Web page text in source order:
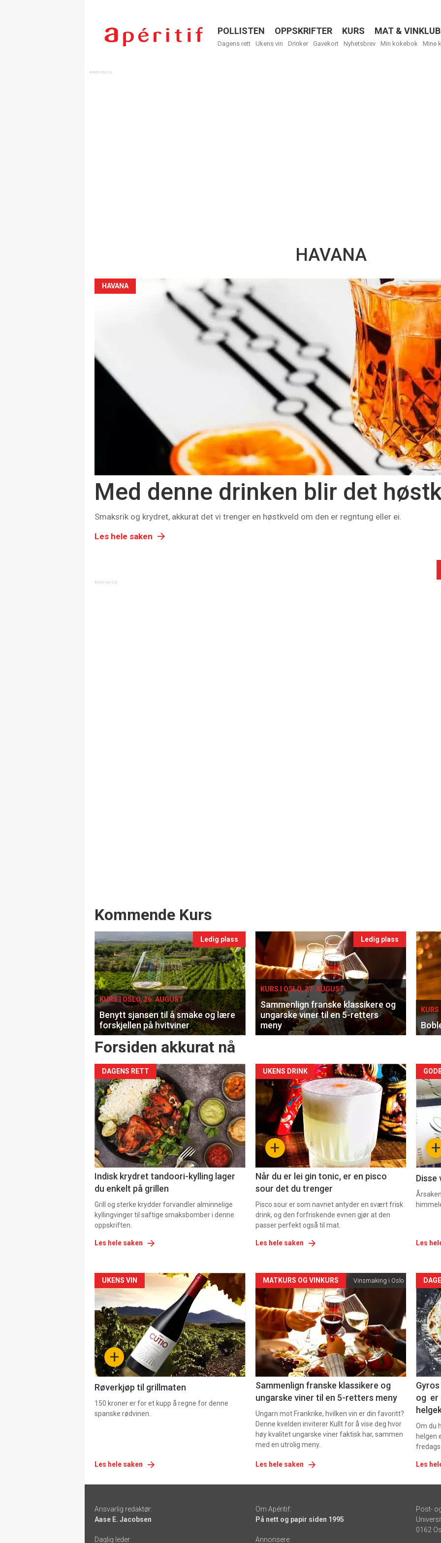
Menu
POLLISTEN OPPSKRIFTER KURS MAT &
Dagens rett Ukens vin Drinker Gavekort Nyhetsbrev Min kokebok Mine
HAVANA
HAVANA
Med denne drinken blir det
Smaksrik og krydret, akkurat det vi trenger en høstkveld om den er regntung eller ei.
Les hele saken
Events
Kommende Kurs
Ledig plass
KURS I OSLO, 26. AUGUST
Benytt sjansen til å smake og lære
forskjellen på hvitviner
Ledig plass
KURS I OSLO, 27. AUGUST
Sammenlign franske klassikere og
ungarske viner til en 5-retters
meny
Forsiden akkurat nå
DAGENS RETT
Indisk krydret tandoori-kylling lager
du enkelt på grillen
Grill og sterke krydder forvandler alminnelige
kyllingvinger til saftige smaksbomber i denne
oppskriften.
Les hele saken
Forsiden
akkurat
nå
-
+
UKENS DRINK
Når du er lei gin tonic, er en pisco
sour det du trenger
Pisco sour er som navnet antyder en svært frisk
drink, og den forfriskende evnen gjør at den
passer perfekt også til mat.
Les hele saken
nå
3 +
Disse
Les
Forsiden
akkurat
nå
-
4 +
UKENS VIN
Røverkjøp til grillmaten
150 kroner er for et kupp å regne for denne
spanske rødvinen.
Les hele saken
Forsiden
akkurat
nå
-
5
MATKURS OG VINKURS Vinsmaking i Oslo
Sammenlign franske klassikere og
ungarske viner til en 5-retters meny
Ungarn mot Frankrike, hvilken vin er din favoritt?
Denne kvelden inviterer Kullt for å vise deg hvor
høy kvalitet ungarske viner faktisk har, sammen
med en utrolig meny.
Les hele saken
nå
-
6
og er
Om du
helgen
Les
-
links
Ansvarlig redaktør:
Aase E. Jacobsen
Daglig leder:
Om Apéritif:
På nett og papir siden 1995
Annonsere:
Post-
0162